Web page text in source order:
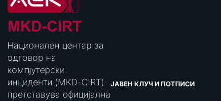
Национален центар за
одговор на
компјутерски
инциденти (MKD-CIRT)
претставува официјална
ЈАВЕН КЛУЧ И ПОТПИСИ